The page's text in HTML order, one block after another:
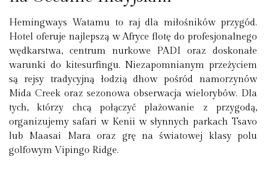
Hemingways Watamu to raj dla miłośników przygód.
Hotel oferuje najlepszą w Afryce flotę do profesjonalnego
wędkarstwa, centrum nurkowe PADI oraz doskonałe
warunki do kitesurfingu. Niezapomnianym przeżyciem
są rejsy tradycyjną łodzią dhow pośród namorzynów
Mida Creek oraz sezonowa obserwacja wielorybów. Dla
tych, którzy chcą połączyć plażowanie z przygodą,
organizujemysafari w Kenii w słynnych parkach Tsavo
lub Maasai Mara oraz grę na światowej klasy polu
golfowym Vipingo Ridge.